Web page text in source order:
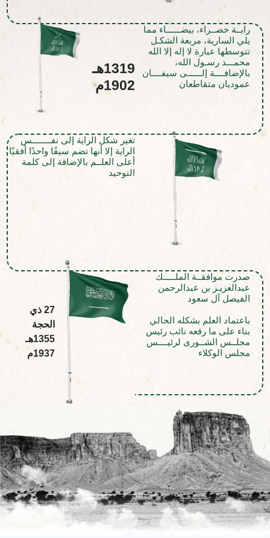
1319هـ
1902م
رايــة خضــراء، بيضــــــاء مما
يلي السارية، مربعة الشكـل
تتوسطها عبارة لا إله إلا الله
محمـــد رسـول الله،
بالإضافــــة إلــــــى سيفــــان
عموديان متقاطعان
تغير شكل الراية إلى نفــــــــس
الراية إلا أنها تضم سيفًا واحدًا أفقيًا
أعلى العلــم بالإضافة إلى كلمة
التوحيد
27 ذي
الحجة
1355هـ
1937م
صدرت موافقــة الملـــــك
عبدالعزيـز بن عبدالرحمن
الفيصل آل سعود
باعتماد العلم بشكله الحالي
بناء على ما رفعه نائب رئيس
مجلــس الشــورى لرئيــــس
مجلس الوكلاء